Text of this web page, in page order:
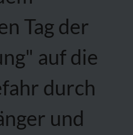
Tag der
auf die
durch
und